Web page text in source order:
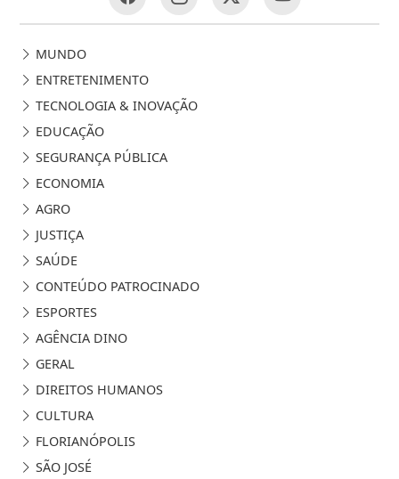
MUNDO
ENTRETENIMENTO
TECNOLOGIA & INOVAÇÃO
EDUCAÇÃO
SEGURANÇA PÚBLICA
ECONOMIA
AGRO
JUSTIÇA
SAÚDE
CONTEÚDO PATROCINADO
ESPORTES
AGÊNCIA DINO
GERAL
DIREITOS HUMANOS
CULTURA
FLORIANÓPOLIS
SÃO JOSÉ